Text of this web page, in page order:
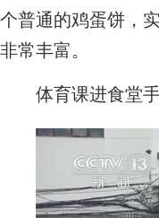
个普通的鸡蛋饼，
非常丰富。
体育课进食堂